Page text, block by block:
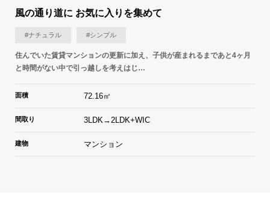
風の通り道に お気に入りを集めて
#ナチュラル #シンプル
住んでいた賃貸マンションの更新に加え、子供が産まれるまであと4ヶ月
と時間がない中で引っ越しを考えはじ…
面積 72.16㎡
間取り 3LDK→2LDK+WIC
建物 マンション